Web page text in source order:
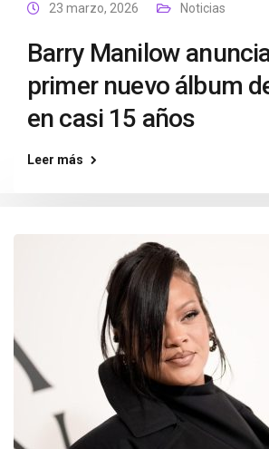
23 marzo, 2026 Noticias
Barry Manilow
primer nuevo álbum
en casi 15 años
Leer más